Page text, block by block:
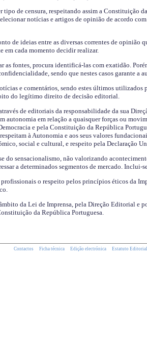
tipo de censura, respeitando assim a Constituição
notícias e artigos de opinião de acordo
de ideias entre as diversas correntes de opinião
em cada momento decidir realizar.
as fontes, procura identificá-las com exatidão.
sendo que nestes casos garante a
e comentários, sendo estes últimos utilizados
do legítimo direito de decisão editorial.
de editoriais da responsabilidade da sua
autonomia em relação a quaisquer forças ou
e pela Constituição da República
à Autonomia e aos seus valores
social e cultural, e respeito pela Declaração
do sensacionalismo, não valorizando
a determinados segmentos de mercado.
profissionais o respeito pelos princípios éticos da
da Lei de Imprensa, pela Direção Editorial e
da República Portuguesa.
Contactos Ficha técnica Edição electrónica Estatuto Editorial